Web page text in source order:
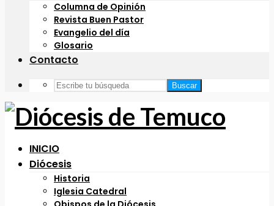
Columna de Opinión
Revista Buen Pastor
Evangelio del día
Glosario
Contacto
Buscar
INICIO
Diócesis
Historia
Iglesia Catedral